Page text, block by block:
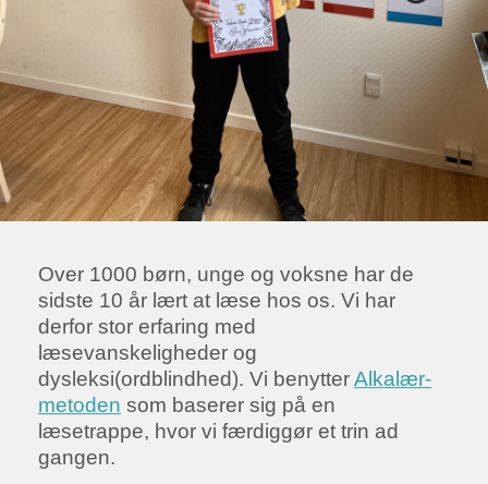
Over 1000 børn, unge og voksne har de
sidste 10 år lært at læse hos os. Vi har
derfor stor erfaring med
læsevanskeligheder og
dysleksi(ordblindhed). Vi benytterAlkalær-
metoden som baserer sig på en
læsetrappe, hvor vi færdiggør et trin ad
gangen.